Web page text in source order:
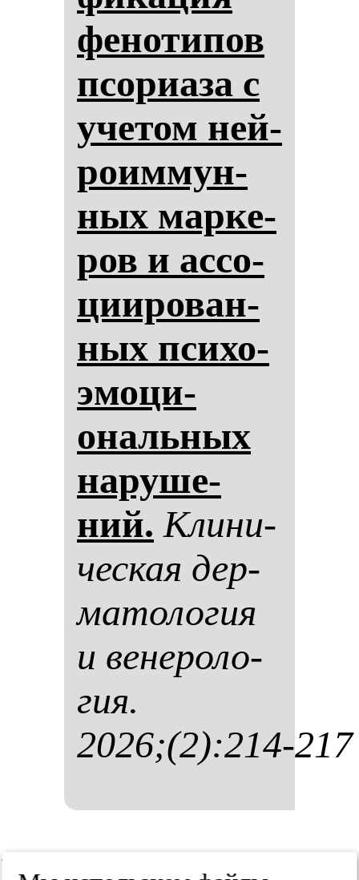
фе­но­ти­пов
псо­ри­аза с
уче­том ней­
ро­им­мун­
ных мар­ке­
ров и ас­со­
ци­иро­ван­
ных пси­хо­
эмо­ци­
ональ­ных
на­ру­ше­
ний. Кли­ни­
чес­кая дер­
ма­то­ло­гия
и ве­не­ро­ло­
гия.
2026;(2):214-217